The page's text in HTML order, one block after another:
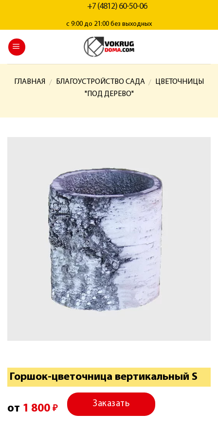
+7 (4812) 60-50-06
с 9:00 до 21:00 без выходных
ГЛАВНАЯ / БЛАГОУСТРОЙСТВО САДА /
ЦВЕТОЧНИЦЫ
"ПОД ДЕРЕВО"
Горшок-цветочница вертикальный S
от 1 800 ₽
Заказать